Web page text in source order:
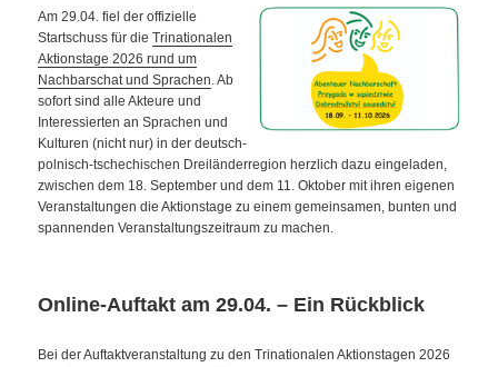
Am 29.04. fiel der offizielle
Startschuss für dieTrinationalen
Aktionstage 2026 rund um
Nachbarschat und Sprachen. Ab
sofort sind alle Akteure und
Interessierten an Sprachen und
Kulturen (nicht nur) in der deutsch-
polnisch-tschechischen Dreiländerregion herzlich dazu eingeladen,
zwischen dem 18. September und dem 11. Oktober mit ihren eigenen
Veranstaltungen die Aktionstage zu einem gemeinsamen, bunten und
spannenden Veranstaltungszeitraum zu machen.
Online-Auftakt am 29.04. – Ein Rückblick
Bei der Auftaktveranstaltung zu den Trinationalen Aktionstagen 2026